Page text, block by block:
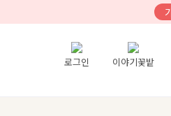
로그인 이야기꽃밭